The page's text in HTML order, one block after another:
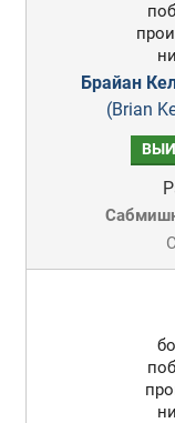
Брайан
(Brian